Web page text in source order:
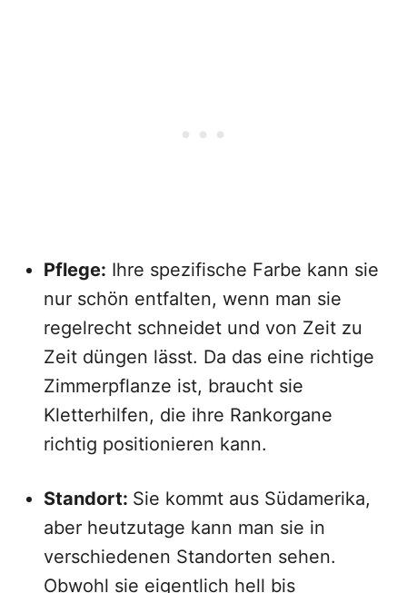
Pflege: Ihre spezifische Farbe kann sie
nur schön entfalten, wenn man sie
regelrecht schneidet und von Zeit zu
Zeit düngen lässt. Da das eine richtige
Zimmerpflanze ist, braucht sie
Kletterhilfen, die ihre Rankorgane
richtig positionieren kann.
Standort: Sie kommt aus Südamerika,
aber heutzutage kann man sie in
verschiedenen Standorten sehen.
Obwohl sie eigentlich hell bis